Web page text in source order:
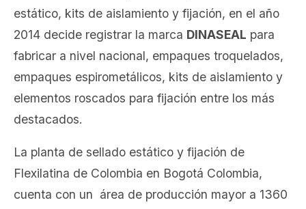
estático, kits de aislamiento y fijación, en el año
2014 decide registrar la marca DINASEAL para
fabricar a nivel nacional, empaques troquelados,
empaques espirometálicos, kits de aislamiento y
elementos roscados para fijación entre los más
destacados.
La planta de sellado estático y fijación de
Flexilatina de Colombia en Bogotá Colombia,
cuenta con un área de producción mayor a 1360